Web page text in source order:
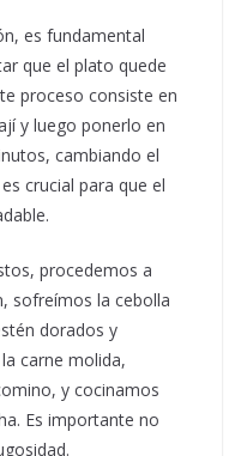
es fundamental
que el plato quede
proceso consiste en
y luego ponerlo en
cambiando el
crucial para que el
procedemos a
sofreímos la cebolla
dorados y
carne molida,
y cocinamos
Es importante no